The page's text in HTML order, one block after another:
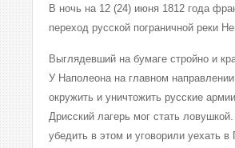
В ночь на 12 (24) июня 1812 года
переход русской пограничной реки
Выглядевший на бумаге стройно и
У Наполеона на главном
окружить и уничтожить русские
Дрисский лагерь мог стать
убедить в этом и уговорили уехать в